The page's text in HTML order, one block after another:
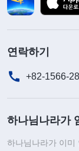
착지는 모두
것을 알게 되
지만 당시 제
려 있었고, 예
이 갈까 봐 두
도 줄어들 텐
연락하기
+82-1566-
하나님나라가
하나님나라가 이미